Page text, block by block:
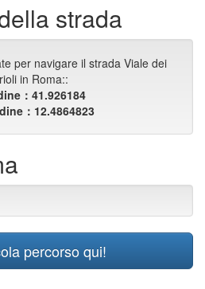
strada
per navigare il strada Viale dei
in Roma::
：41.926184
：12.4864823
percorso qui!